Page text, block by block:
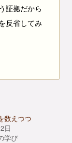
証拠だから
反省してみ
数えつつ
日
学び